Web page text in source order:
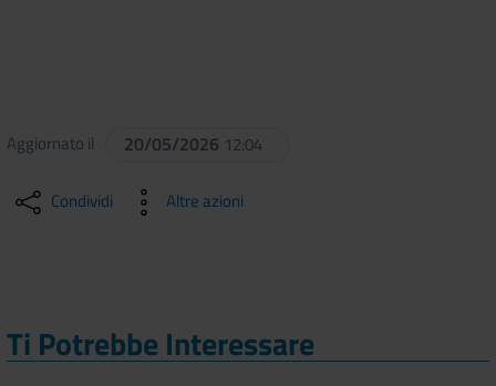
Aggiornato il 20/05/2026 12:04
Condividi Altre azioni
Ti Potrebbe Interessare